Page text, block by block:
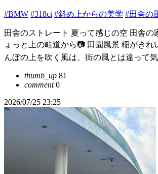
#BMW #318ci #斜め上からの美学 #田舎の
田舎のストレート 夏って感じの空 田舎の
ょっと上の畦道から📷 田園風景 稲がきれ
んぼの上を吹く風は、街の風とは違って
thumb_up 81
comment0
2026/07/25 23:25